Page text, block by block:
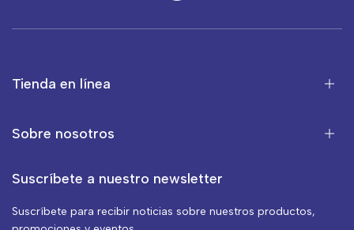
Tienda en línea
Sobre nosotros
Suscríbete a nuestro newsletter
Suscríbete para recibir noticias sobre nuestros productos,